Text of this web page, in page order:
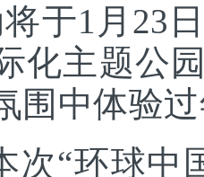
于1月23
化主题公
围中体验
次“环球中